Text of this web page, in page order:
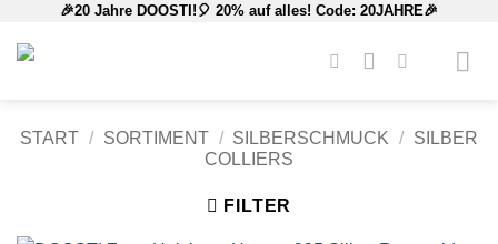
Inhalt
🎉20 Jahre DOOSTI!🎈 20% auf alles! Code: 20JAHRE🎉
START / SORTIMENT / SILBERSCHMUCK / SILBER
COLLIERS
FILTER